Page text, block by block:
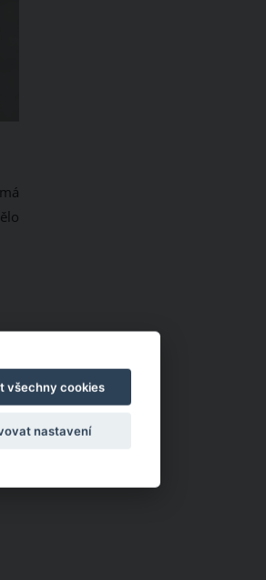
všechny cookies
nastavení